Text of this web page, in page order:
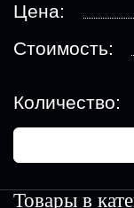
Цена:
Стоимость:
Количество:
Товары в